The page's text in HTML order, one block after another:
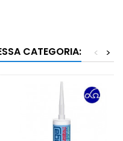
CATEGORIA: >
<